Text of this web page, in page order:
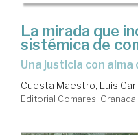
La mirada que
sistémica de
Una justicia con
Cuesta Maestro, Luis
Editorial Comares.